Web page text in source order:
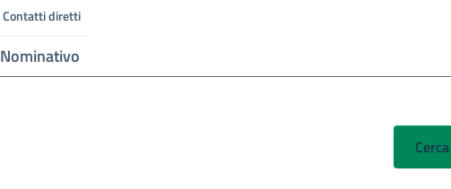
Contatti diretti
Nominativo